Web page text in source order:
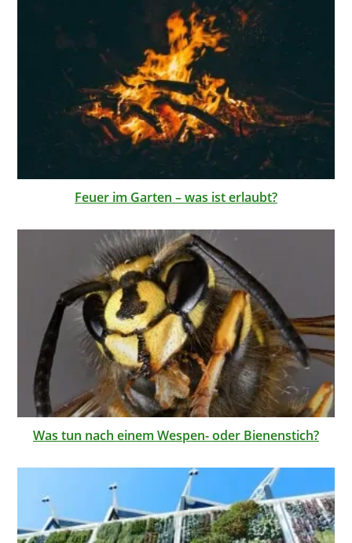
Feuer im Garten – was ist erlaubt?
Was tun nach einem Wespen- oder Bienenstich?